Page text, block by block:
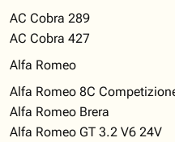
AC Cobra 289
AC Cobra 427
Alfa Romeo
Alfa Romeo 8C
Alfa Romeo Brera
Alfa Romeo GT 3.2 V6 24V